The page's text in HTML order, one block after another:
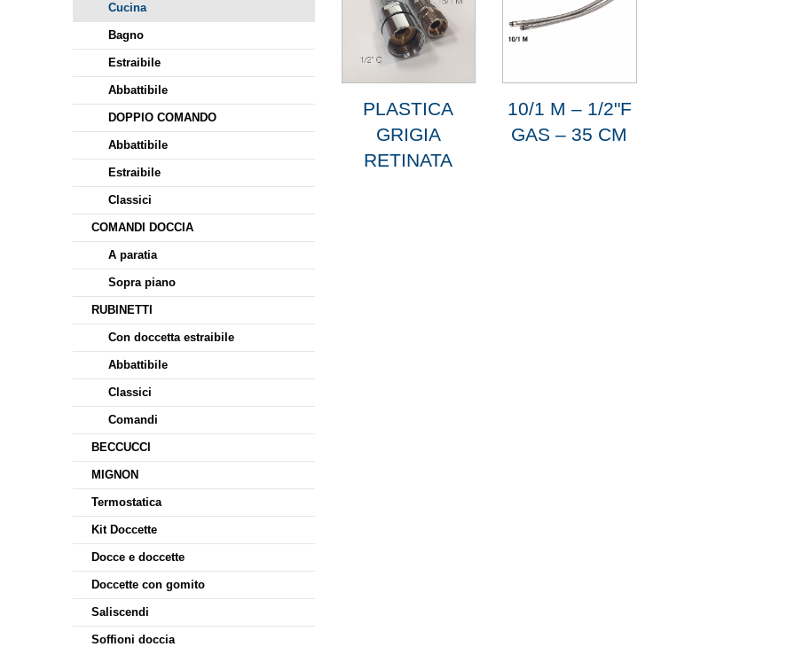
Cucina
Bagno
Estraibile
Abbattibile
DOPPIO COMANDO
Abbattibile
Estraibile
Classici
COMANDI DOCCIA
A paratia
Sopra piano
RUBINETTI
Con doccetta estraibile
Abbattibile
Classici
Comandi
BECCUCCI
MIGNON
Termostatica
Kit Doccette
Docce e doccette
Doccette con gomito
Saliscendi
Soffioni doccia
PLASTICA
GRIGIA
RETINATA
10/1 M – 1/2"F
GAS – 35 CM